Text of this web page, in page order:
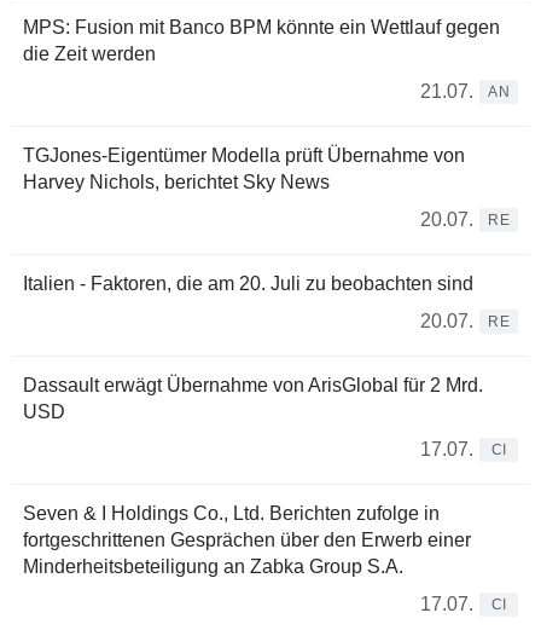
MPS: Fusion mit Banco BPM könnte ein Wettlauf gegen
die Zeit werden
21.07.
AN
TGJones-Eigentümer Modella prüft Übernahme von
Harvey Nichols, berichtet Sky News
20.07.
RE
Italien - Faktoren, die am 20. Juli zu beobachten sind
20.07.
RE
Dassault erwägt Übernahme von ArisGlobal für 2 Mrd.
USD
17.07.
CI
Seven & I Holdings Co., Ltd. Berichten zufolge in
fortgeschrittenen Gesprächen über den Erwerb einer
Minderheitsbeteiligung an Zabka Group S.A.
17.07.
CI